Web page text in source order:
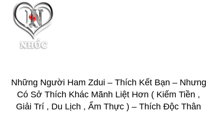
Những Người Ham Zdui – Thích Kết Bạn – Nhưng
Có Sở Thích Khác Mãnh Liệt Hơn ( Kiếm Tiền ,
Giải Trí , Du Lịch , Ẩm Thực ) – Thích Độc Thân